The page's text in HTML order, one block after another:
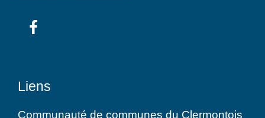
Liens
Communauté de communes du Clermontois